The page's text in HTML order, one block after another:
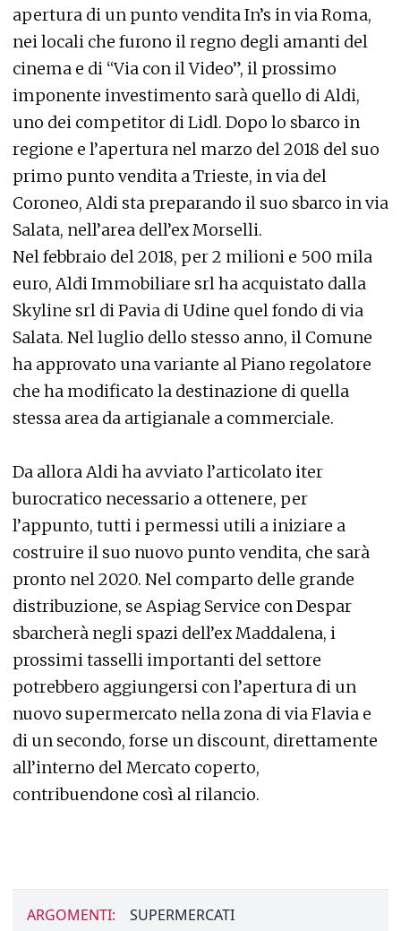
apertura di un punto vendita In’s in via Roma,
nei locali che furono il regno degli amanti del
cinema e di “Via con il Video”, il prossimo
imponente investimento sarà quello di Aldi,
uno dei competitor di Lidl. Dopo lo sbarco in
regione e l’apertura nel marzo del 2018 del suo
primo punto vendita a Trieste, in via del
Coroneo, Aldi sta preparando il suo sbarco in via
Salata, nell’area dell’ex Morselli.
Nel febbraio del 2018, per 2 milioni e 500 mila
euro, Aldi Immobiliare srl ha acquistato dalla
Skyline srl di Pavia di Udine quel fondo di via
Salata. Nel luglio dello stesso anno, il Comune
ha approvato una variante al Piano regolatore
che ha modificato la destinazione di quella
stessa area da artigianale a commerciale.
Da allora Aldi ha avviato l’articolato iter
burocratico necessario a ottenere, per
l’appunto, tutti i permessi utili a iniziare a
costruire il suo nuovo punto vendita, che sarà
pronto nel 2020. Nel comparto delle grande
distribuzione, se Aspiag Service con Despar
sbarcherà negli spazi dell’ex Maddalena, i
prossimi tasselli importanti del settore
potrebbero aggiungersi con l’apertura di un
nuovo supermercato nella zona di via Flavia e
di un secondo, forse un discount, direttamente
all’interno del Mercato coperto,
contribuendone così al rilancio.
ARGOMENTI: SUPERMERCATI